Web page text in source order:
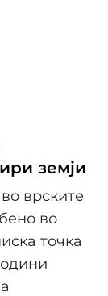
земји
врските
во
точка